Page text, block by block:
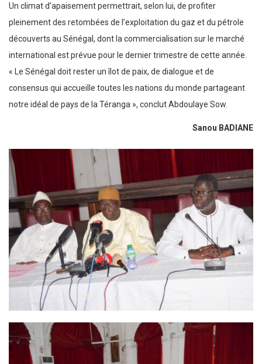
Un climat d’apaisement permettrait, selon lui, de profiter
pleinement des retombées de l’exploitation du gaz et du pétrole
découverts au Sénégal, dont la commercialisation sur le marché
international est prévue pour le dernier trimestre de cette année.
« Le Sénégal doit rester un îlot de paix, de dialogue et de
consensus qui accueille toutes les nations du monde partageant
notre idéal de pays de la Téranga », conclut Abdoulaye Sow.
Sanou BADIANE